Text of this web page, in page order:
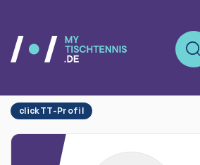
clickTT-Profil